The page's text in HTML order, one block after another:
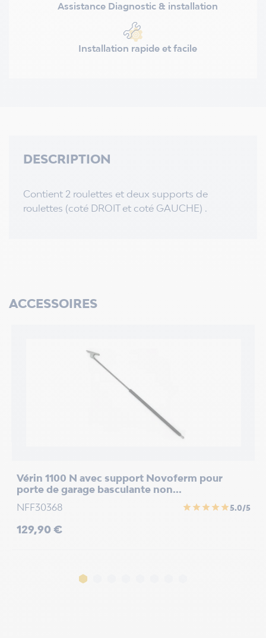
Assistance Diagnostic & installation
Installation rapide et facile
DESCRIPTION
Contient 2 roulettes et deux supports de
roulettes (coté DROIT et coté GAUCHE) .
ACCESSOIRES
Vérin 1100 N avec support Novoferm pour
porte de garage basculante non...
NFF30368
star star star star star5.0/5
Prix
129,90 €